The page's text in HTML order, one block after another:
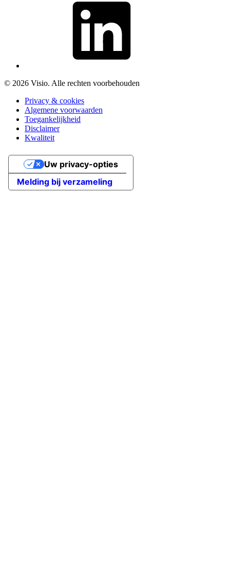
© 2026 Visio. Alle rechten voorbehouden
Privacy & cookies
Algemene voorwaarden
Toegankelijkheid
Disclaimer
Kwaliteit
Melding bij verzameling
Uw privacy-opties